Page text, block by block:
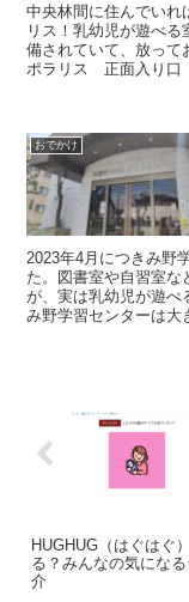
中央林間に住んでいれ
リス！乳幼児が遊べ
備されていて、放って
ポラリス 正面入り口
おでかけ
2023年4月につきみ野
た。図書室や自習室な
が、実は乳幼児が遊べ
み野学習センターは大
HUGHUG（はぐはぐ
る？みんなの気にな
介